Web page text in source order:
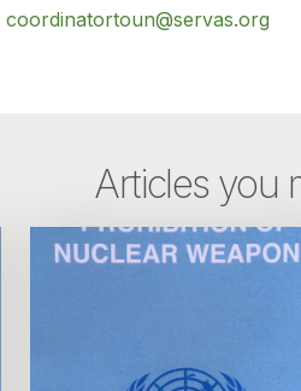
coordinatortoun@servas.org
Articles you